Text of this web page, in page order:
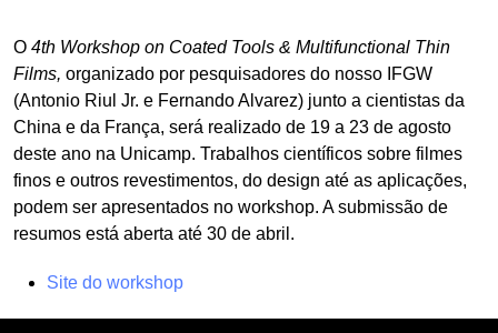
O 4th Workshop on Coated Tools & Multifunctional Thin
Films, organizado por pesquisadores do nosso IFGW
(Antonio Riul Jr. e Fernando Alvarez) junto a cientistas da
China e da França, será realizado de 19 a 23 de agosto
deste ano na Unicamp. Trabalhos científicos sobre filmes
finos e outros revestimentos, do design até as aplicações,
podem ser apresentados no workshop. A submissão de
resumos está aberta até 30 de abril.
Site do workshop